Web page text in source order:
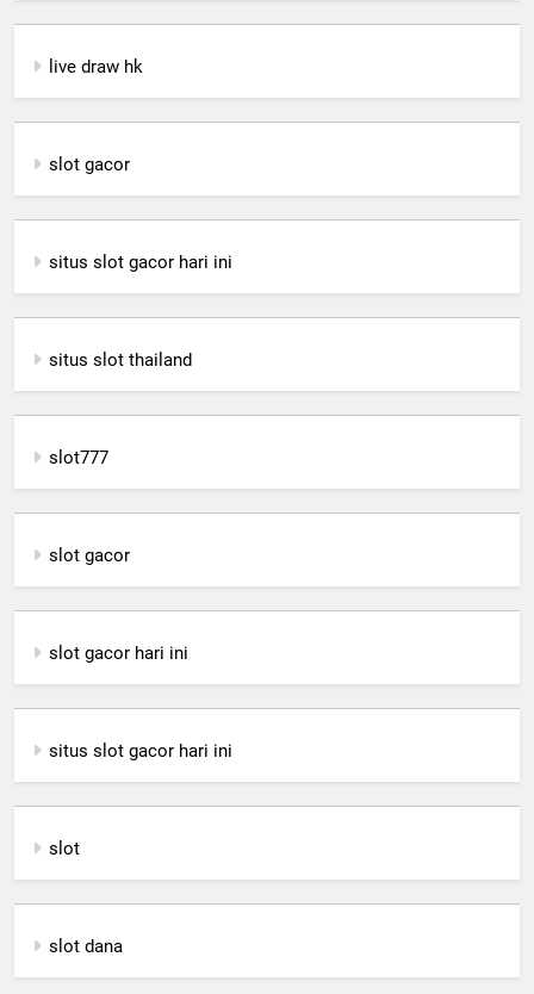
live draw hk
slot gacor
situs slot gacor hari ini
situs slot thailand
slot777
slot gacor
slot gacor hari ini
situs slot gacor hari ini
slot
slot dana